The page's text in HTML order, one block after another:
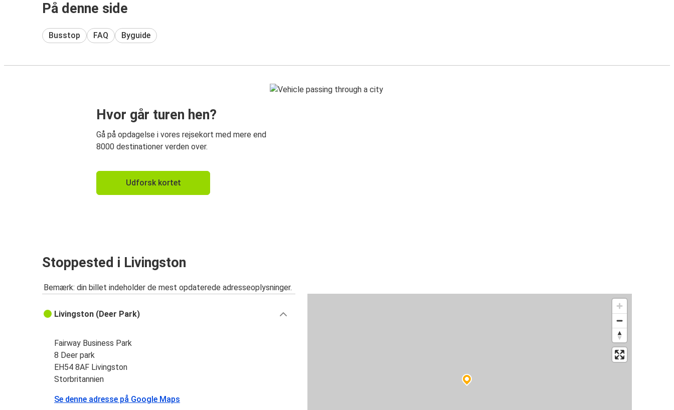
På denne side
Busstop FAQ Byguide
Hvor går turen hen?
Gå på opdagelse i vores rejsekort med mere end
8000 destinationer verden over.
Udforsk kortet
Stoppested i Livingston
Bemærk: din billet indeholder de mest opdaterede adresseoplysninger.
Livingston (Deer Park)
Fairway Business Park
8 Deer park
EH54 8AF Livingston
Storbritannien
Se denne adresse på Google Maps